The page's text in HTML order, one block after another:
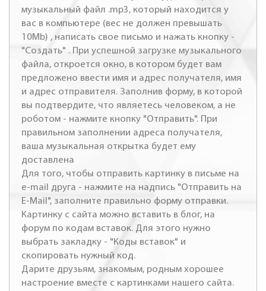
музыкальный файл .mp3, который находится у
вас в компьютере (вес не должен превышать
10Mb) , написать свое письмо и нажать кнопку -
"Создать" . При успешной загрузке музыкального
файла, откроется окно, в котором будет вам
предложено ввести имя и адрес получателя, имя
и адрес отправителя. Заполнив форму, в которой
вы подтвердите, что являетесь человеком, а не
роботом - нажмите кнопку "Отправить". При
правильном заполнении адреса получателя,
ваша музыкальная открытка будет ему
доставлена
Для того, чтобы отправить картинку в письме на
e-mail друга - нажмите на надпись "Отправить на
E-Mail", заполните правильно форму отправки.
Картинку с сайта можно вставить в блог, на
форум по кодам вставок. Для этого нужно
выбрать закладку - "Коды вставок" и
скопировать нужный код.
Дарите друзьям, знакомым, родным хорошее
настроение вместе с картинками нашего сайта.